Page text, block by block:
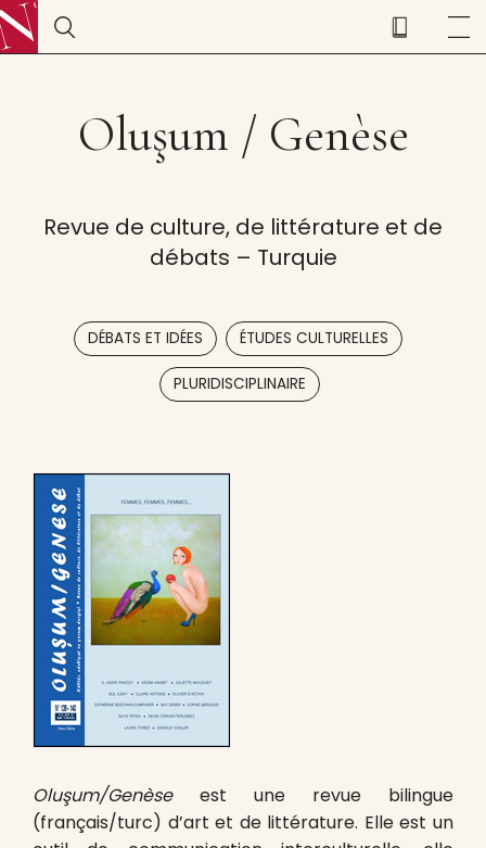
Oluşum / Genèse
Revue de culture, de littérature et de
débats – Turquie
DÉBATS ET IDÉES , ÉTUDES CULTURELLES
PLURIDISCIPLINAIRE
Oluşum/Genèseest une revue bilingue
(français/turc) d’art et de littérature. Elle est un